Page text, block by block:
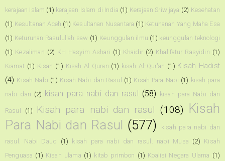
kerajaan Islam (1) kerajaan Islam di India (1) Kerajaan Sriwijaya (2) Kesehatan
(1) Kesultanan Aceh (1) Kesultanan Nusantara (1) Ketuhanan Yang Maha Esa
(1) Keturunan Rasulullah saw (1) Keunggulan ilmu (1) keunggulan teknologi
(1) Kezaliman (2) KH Hasyim Ashari (1) Khaidir (2) Khalifatur Rasyidin (1)
Kiamat (1) Kisah (1) Kisah Al Quran (1) kisah Al-Qur'an (1) Kisah Hadist
(4) Kisah Nabi (1) Kisah Nabi dan Rasul (1) Kisah Para Nabi (1) kisah para
nabi dan (2) kisah para nabi dan rasul (58) kisah para Nabi dan
Rasul (1) Kisah para nabi dan rasul (108) Kisah
Para Nabi dan Rasul (577)
kisah para nabi dan
rasul. Nabi Daud
(1) kisah para nabi dan rasul. nabi Musa (2) Kisah
Penguasa (1) Kisah ulama (1) kitab primbon (1) Koalisi Negara Ulama (1)